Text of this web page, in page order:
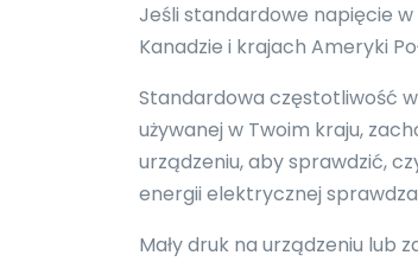
Jeśli standardowe napięcie w
Kanadzie i krajach Ameryki
Standardowa częstotliwość
używanej w Twoim kraju,
urządzeniu, aby sprawdzić,
energii elektrycznej
Mały druk na urządzeniu lub